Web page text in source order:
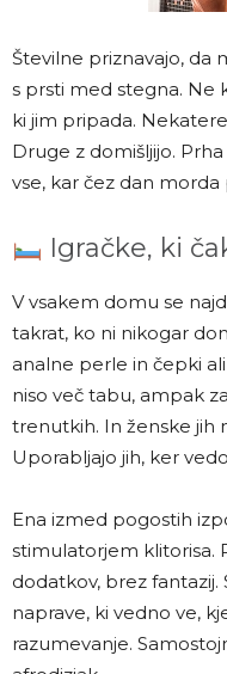
Številne priznavajo, da
s prsti med stegna.
ki jim pripada.
Druge z domišljijo.
vse, kar čez dan morda
Igračke, ki
V vsakem domu se
takrat, ko ni nikogar
analne perle in čepki
niso več tabu, ampak
trenutkih. In ženske jih
Uporabljajo jih, ker
Ena izmed pogostih
stimulatorjem klitorisa.
dodatkov, brez fantazij.
naprave, ki vedno ve,
razumevanje.